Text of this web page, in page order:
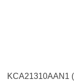
KCA21310AAN1